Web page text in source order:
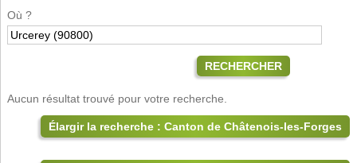
Où ?
RECHERCHER
Aucun résultat trouvé pour votre recherche.
Élargir la recherche : Canton de Châtenois-les-Forges